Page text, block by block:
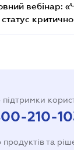
вебінар:
статус
210-
продуктів та